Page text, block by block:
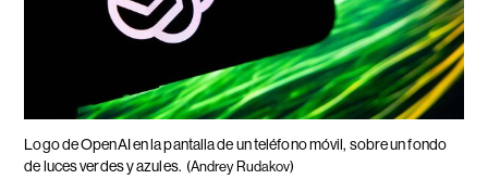
Logo de OpenAI en la pantalla de un teléfono móvil, sobre un fondo
de luces verdes y azules. (Andrey Rudakov)